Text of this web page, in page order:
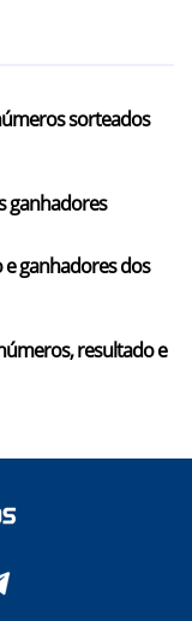
sorteados
ganhadores
e ganhadores dos
resultado e